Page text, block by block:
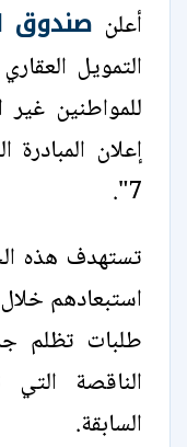
أعلن صندوق
التمويل
للمواطنين
إعلان
7".
تستهدف هذه
استبعادهم
طلبات تظلم
الناقصة
السابقة.